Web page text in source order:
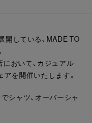
している、MADE TO
において、カジュアル
を開催いたします。
シャツ、オーバーシャ